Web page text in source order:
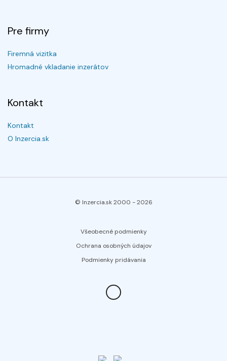
Pre firmy
Firemná vizitka
Hromadné vkladanie inzerátov
Kontakt
Kontakt
O Inzercia.sk
© Inzercia.sk 2000 -2026
Všeobecné podmienky
Ochrana osobných údajov
Podmienky pridávania